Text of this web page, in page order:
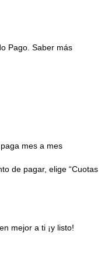
Pago. Saber más
mes a mes
de pagar, elige “Cuotas
mejor a ti ¡y listo!